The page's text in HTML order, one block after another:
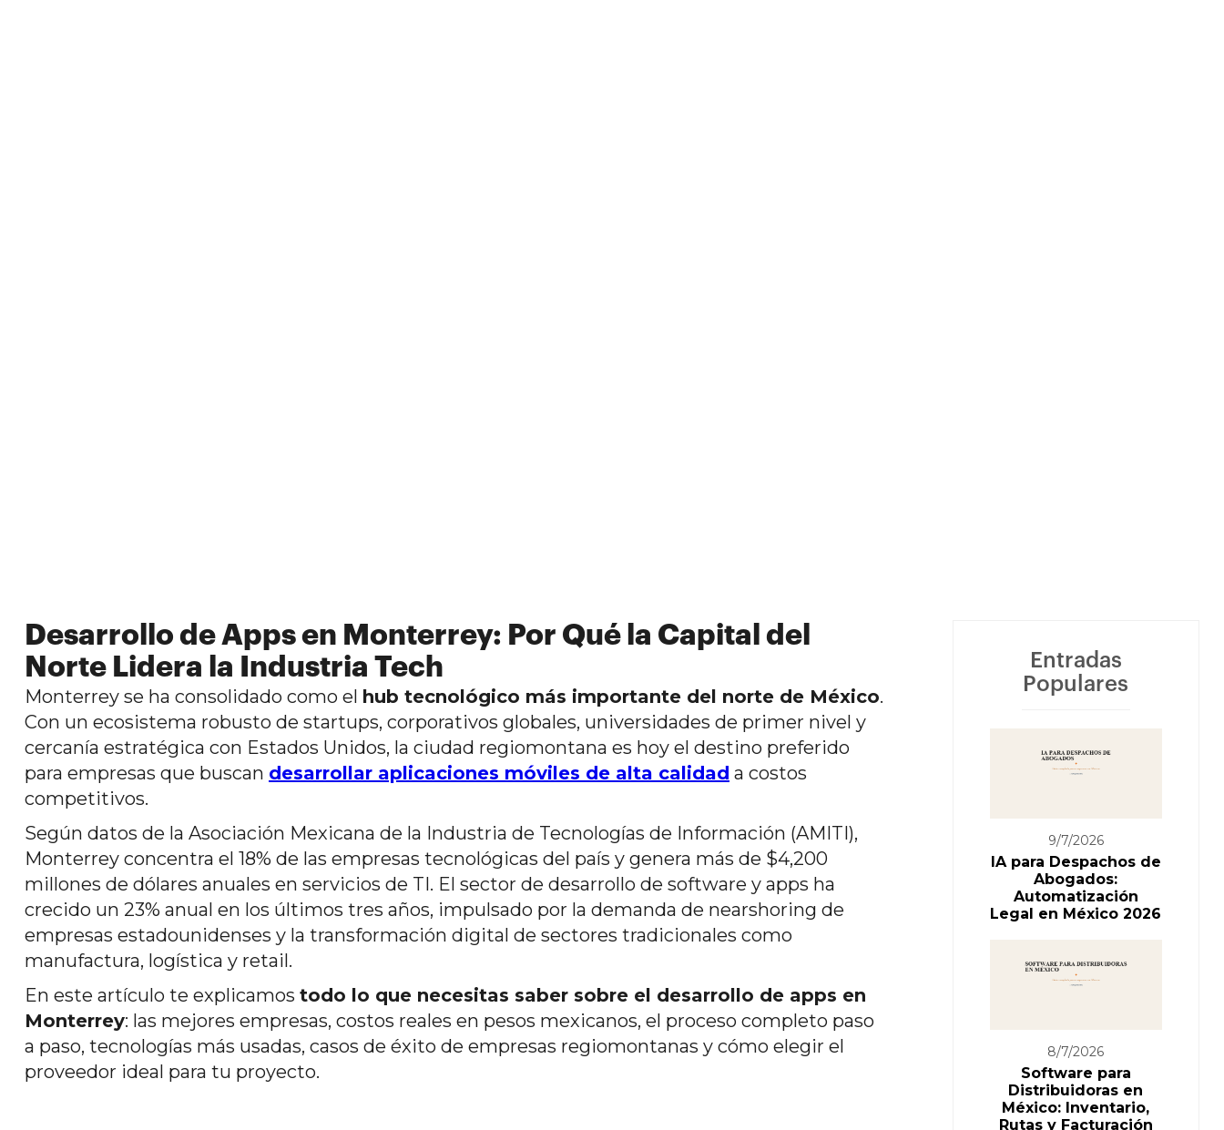
Desarrollo de Apps en Monterrey: Por Qué la Capital del
Norte Lidera la Industria Tech
Monterrey se ha consolidado como el hub tecnológico más importante del norte de México.
Con un ecosistema robusto de startups, corporativos globales, universidades de primer nivel y
cercanía estratégica con Estados Unidos, la ciudad regiomontana es hoy el destino preferido
para empresas que buscan desarrollar aplicaciones móviles de alta calidad a costos
competitivos.
Según datos de la Asociación Mexicana de la Industria de Tecnologías de Información (AMITI),
Monterrey concentra el 18% de las empresas tecnológicas del país y genera más de $4,200
millones de dólares anuales en servicios de TI. El sector de desarrollo de software y apps ha
crecido un 23% anual en los últimos tres años, impulsado por la demanda de nearshoring de
empresas estadounidenses y la transformación digital de sectores tradicionales como
manufactura, logística y retail.
En este artículo te explicamos todo lo que necesitas saber sobre el desarrollo de apps en
Monterrey: las mejores empresas, costos reales en pesos mexicanos, el proceso completo paso
a paso, tecnologías más usadas, casos de éxito de empresas regiomontanas y cómo elegir el
proveedor ideal para tu proyecto.
Entradas
Populares
9/7/2026
IA para Despachos de
Abogados:
Automatización
Legal en México 2026
8/7/2026
Software para
Distribuidoras en
México: Inventario,
Rutas y Facturación